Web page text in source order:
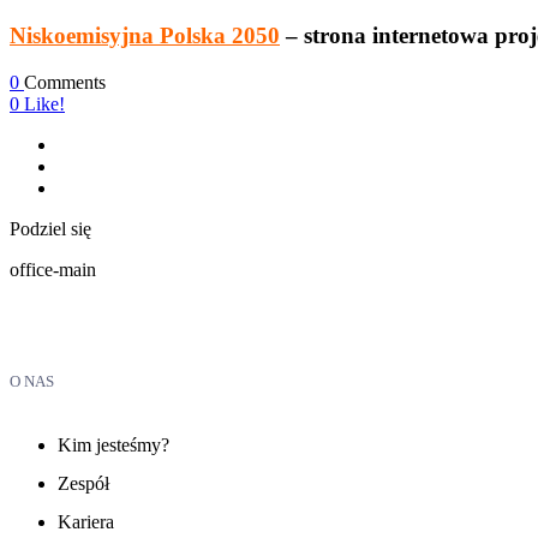
Niskoemisyjna Polska 2050 – strona internetowa
0 Comments
0 Like!
Podziel się
office-main
O NAS
Kim jesteśmy?
Zespół
Kariera